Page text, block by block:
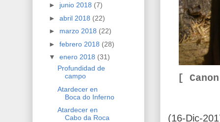
[
(16-Dic-
► junio 2018 (7)
► abril 2018 (22)
► marzo 2018 (22)
► febrero 2018 (28)
▼ enero 2018 (31)
Profundidad de
campo
Atardecer en
Boca do Inferno
Atardecer en
Cabo da Roca